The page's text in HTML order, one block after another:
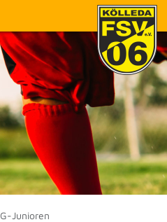
G-Junioren